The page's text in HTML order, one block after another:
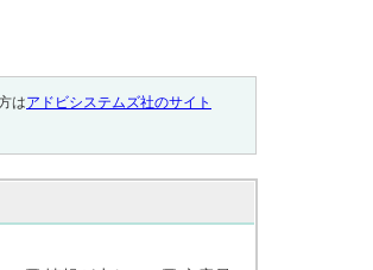
はアドビシステムズ社のサイト